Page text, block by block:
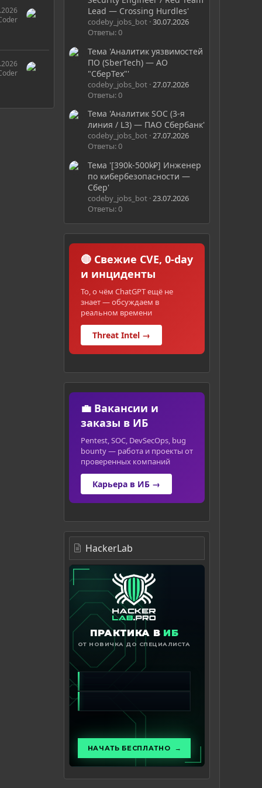
Lead — Crossing Hurdles'
codeby_jobs_bot 30.07.2026
Ответы: 0
Тема 'Аналитик уязвимостей
ПО (SberTech) — АО
"СберТех"'
codeby_jobs_bot 27.07.2026
Ответы: 0
Тема 'Аналитик SOC (3-я
линия / L3) — ПАО Сбербанк'
codeby_jobs_bot 27.07.2026
Ответы: 0
Тема '[390k-500k₽] Инженер
по кибербезопасности —
Сбер'
codeby_jobs_bot 23.07.2026
Ответы: 0
🔴 Свежие CVE, 0-day
и инциденты
То, о чём ChatGPT ещё не
знает — обсуждаем в
реальном времени
Threat Intel →
💼 Вакансии и
заказы в ИБ
Pentest, SOC, DevSecOps, bug
bounty — работа и проекты от
проверенных компаний
Карьера в ИБ →
HackerLab